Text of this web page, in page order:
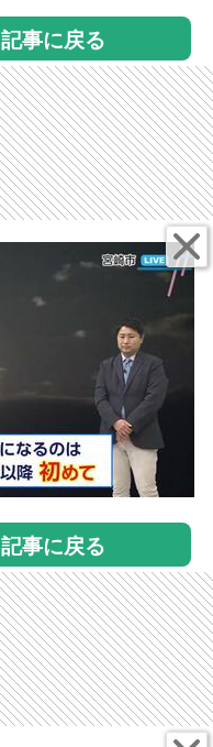
記事に戻る
記事に戻る